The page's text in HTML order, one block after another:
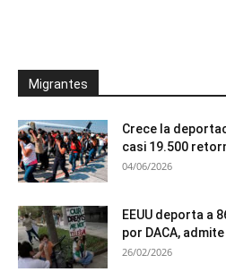
Migrantes
Crece la
casi 19.500
04/06/2026
EEUU deporta a
por DACA,
26/02/2026